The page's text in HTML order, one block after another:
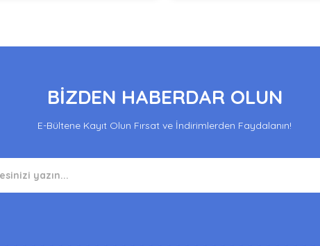
BİZDEN HABERDAR OLUN
E-Bültene Kayıt Olun Fırsat ve İndirimlerden Faydalanın!